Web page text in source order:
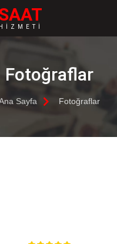
Fotoğraflar
Sayfa Fotoğraflar